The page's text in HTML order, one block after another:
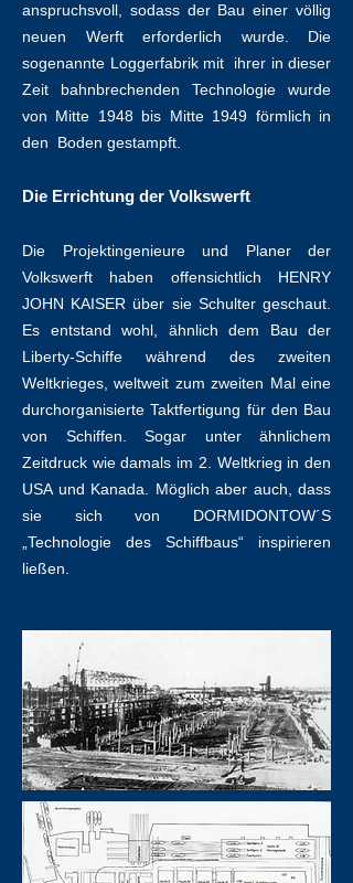
anspruchsvoll, sodass der Bau einer völlig
neuen Werft erforderlich wurde. Die
sogenannte Loggerfabrik mit ihrer in dieser
Zeit bahnbrechenden Technologie wurde
von Mitte 1948 bis Mitte 1949 förmlich in
den Boden gestampft.
Die Errichtung der Volkswerft
Die Projektingenieure und Planer der
Volkswerft haben offensichtlich HENRY
JOHN KAISER über sie Schulter geschaut.
Es entstand wohl, ähnlich dem Bau der
Liberty-Schiffe während des zweiten
Weltkrieges, weltweit zum zweiten Mal eine
durchorganisierte Taktfertigung für den Bau
von Schiffen. Sogar unter ähnlichem
Zeitdruck wie damals im 2. Weltkrieg in den
USA und Kanada. Möglich aber auch, dass
sie sich von DORMIDONTOW´S
„Technologie des Schiffbaus“ inspirieren
ließen.